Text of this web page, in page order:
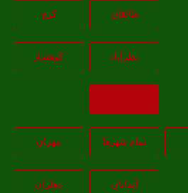
طالقان کرج
نظرآباد کوهسار
تمام شهر‌ها مهران
آبدانان دهلران